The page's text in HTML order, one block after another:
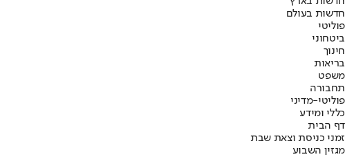
חדשות בעולם
פוליטי
ביטחוני
חינוך
בריאות
משפט
תחבורה
פוליטי-מדיני
כללי ומידע
דף הבית
זמני כניסת וצאת שבת
מגזין השבוע